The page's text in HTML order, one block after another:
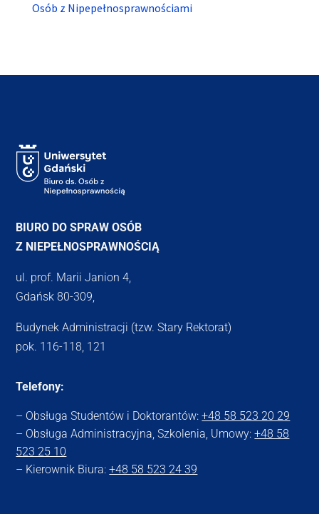
Osób z Nipepełnosprawnościami
BIURO DO SPRAW OSÓB
Z NIEPEŁNOSPRAWNOŚCIĄ
ul. prof. Marii Janion 4,
Gdańsk 80-309,
Budynek Administracji (tzw. Stary Rektorat)
pok. 116-118, 121
Telefony:
– Obsługa Studentów i Doktorantów:+48 58 523 20 29
– Obsługa Administracyjna, Szkolenia, Umowy:+48 58
523 25 10
– Kierownik Biura:+48 58 523 24 39